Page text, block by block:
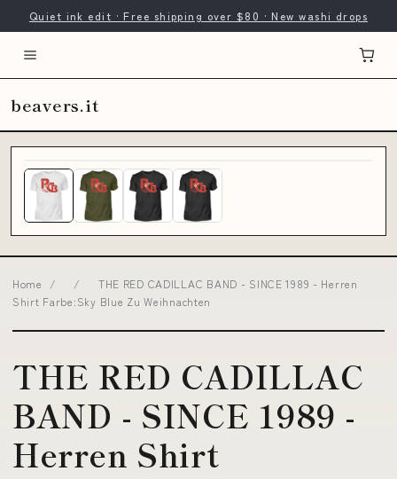
Quiet ink edit · Free shipping over $80 · New washi drops
beavers.it
Home / /
THE RED CADILLAC BAND - SINCE 1989 - Herren
Shirt Farbe:Sky Blue Zu Weihnachten
THE RED CADILLAC
BAND - SINCE 1989 -
Herren Shirt